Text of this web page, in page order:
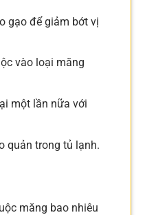
gạo để giảm bớt vị
vào loại măng
một lần nữa với
quản trong tủ lạnh.
măng bao nhiêu